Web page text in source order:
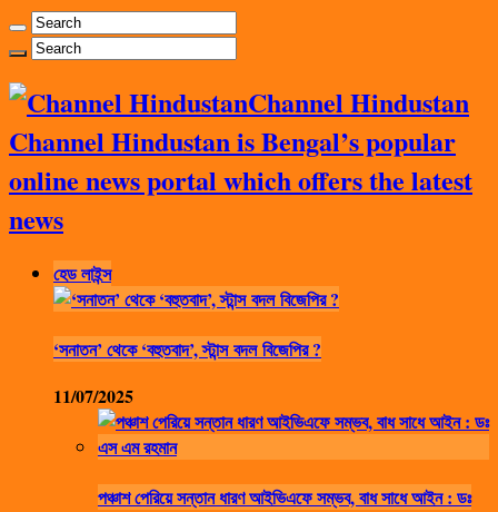
Channel Hindustan
Channel Hindustan is Bengal’s popular
online news portal which offers the latest
news
হেড লাইন্স
‘সনাতন’ থেকে ‘বহুতবাদ’, স্টান্স বদল বিজেপির ?
11/07/2025
পঞ্চাশ পেরিয়ে সন্তান ধারণ আইভিএফে সম্ভব, বাধ সাধে আইন : ডঃ